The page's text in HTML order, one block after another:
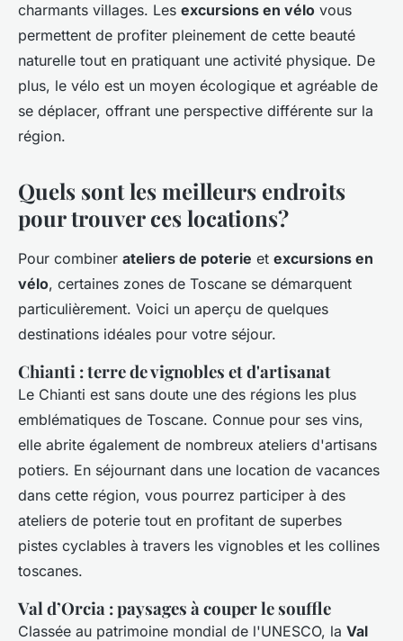
charmants villages. Les excursions en vélo vous
permettent de profiter pleinement de cette beauté
naturelle tout en pratiquant une activité physique. De
plus, le vélo est un moyen écologique et agréable de
se déplacer, offrant une perspective différente sur la
région.
Quels sont les meilleurs endroits
pour trouver ces locations?
Pour combiner ateliers de poterie et excursions en
vélo, certaines zones de Toscane se démarquent
particulièrement. Voici un aperçu de quelques
destinations idéales pour votre séjour.
Chianti : terre de vignobles et d'artisanat
Le Chianti est sans doute une des régions les plus
emblématiques de Toscane. Connue pour ses vins,
elle abrite également de nombreux ateliers d'artisans
potiers. En séjournant dans une location de vacances
dans cette région, vous pourrez participer à des
ateliers de poterie tout en profitant de superbes
pistes cyclables à travers les vignobles et les collines
toscanes.
Val d’Orcia : paysages à couper le souffle
Classée au patrimoine mondial de l'UNESCO, la Val